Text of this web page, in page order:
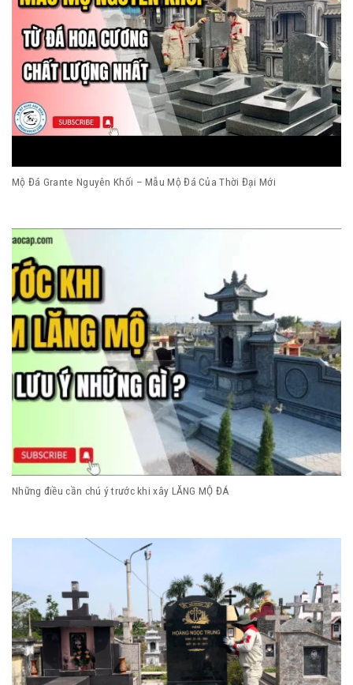
Mộ Đá Grante Nguyên Khối – Mẫu Mộ Đá Của Thời Đại Mới
Những điều cần chú ý trước khi xây LĂNG MỘ ĐÁ